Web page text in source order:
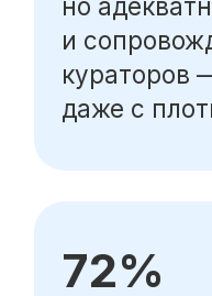
Mini-MBA
Банковским сотрудникам
Soft Skills
Каталог курсов
Навыки
Удаленные профессии